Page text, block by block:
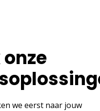
we eerst naar jouw